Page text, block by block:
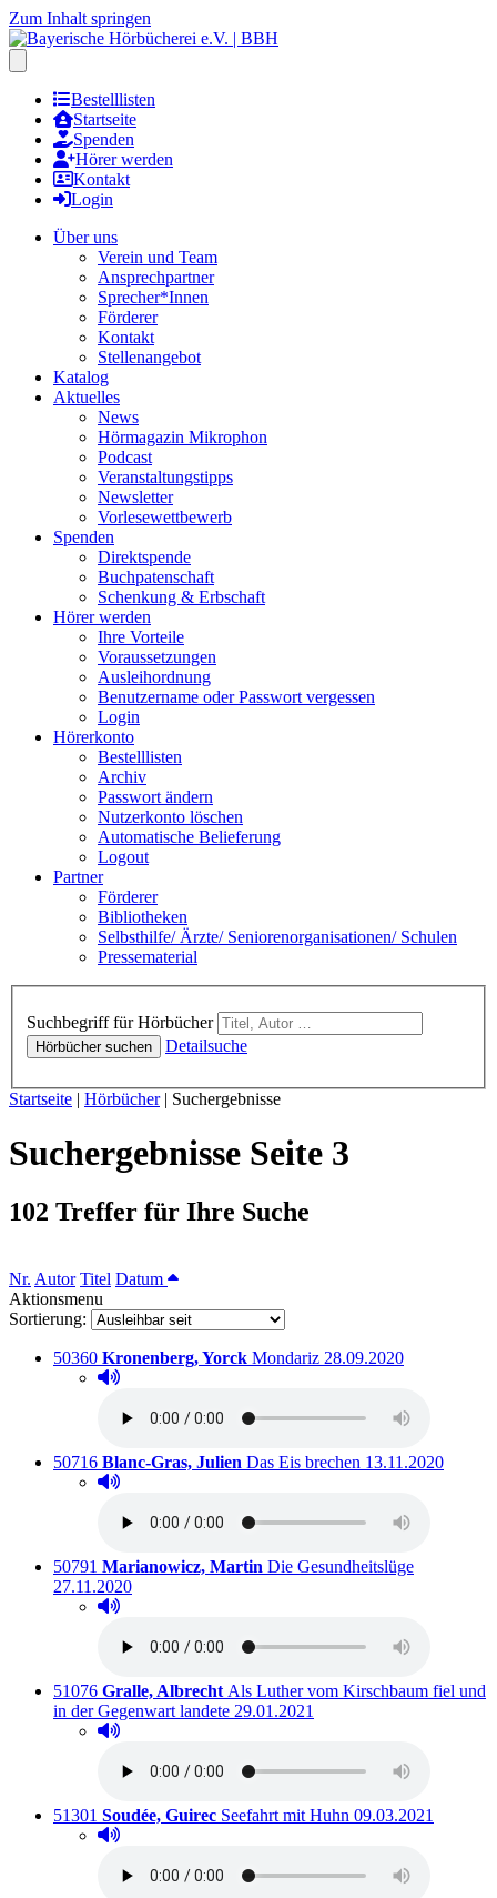
Zum Inhalt springen
Bestelllisten
Startseite
Spenden
Hörer werden
Kontakt
Login
Über uns
Verein und Team
Ansprechpartner
Sprecher*Innen
Förderer
Kontakt
Stellenangebot
Katalog
Aktuelles
News
Hörmagazin Mikrophon
Podcast
Veranstaltungstipps
Newsletter
Vorlesewettbewerb
Spenden
Direktspende
Buchpatenschaft
Schenkung & Erbschaft
Hörer werden
Ihre Vorteile
Voraussetzungen
Ausleihordnung
Benutzername oder Passwort vergessen
Login
Hörerkonto
Bestelllisten
Archiv
Passwort ändern
Nutzerkonto löschen
Automatische Belieferung
Logout
Partner
Förderer
Bibliotheken
Selbsthilfe/ Ärzte/ Seniorenorganisationen/ Schulen
Pressematerial
Suchbegriff für Hörbücher
Hörbücher suchen Detailsuche
Sie sind hier:
Startseite | Hörbücher| Suchergebnisse
Suchergebnisse Seite 3
102 Treffer für Ihre Suche
Nr. Autor Sortieren nach
Titel Datum
Aktionsmenu
Sortierung:
Titelnummer:
50360 von
Kronenberg, Yorck: Mondariz Ausleihbar seit dem
28.09.2020
Hörprobe abspielen
Hörprobe von Mondariz
Titelnummer:
50716 von
Blanc-Gras, Julien Das Eis brechen Ausleihbar seit
13.11.2020
Hörprobe abspielen
Hörprobe von Das Eis brechen
Titelnummer:
50791 von
Marianowicz, Martin Die GesundheitslügeAusleihbar
27.11.2020
Hörprobe abspielen
Hörprobe von Die Gesundheitslüge
Titelnummer:
51076 von
Gralle, Albrecht: Als Luther vom Kirschbaum fiel und
in der Gegenwart landete Ausleihbar seit dem
29.01.2021
Hörprobe abspielen
Hörprobe von Als Luther vom Kirschbaum fiel und
Titelnummer:
51301 von
Soudée, Guirec: Seefahrt mit Huhn Ausleihbar seit dem
09.03.2021
Hörprobe abspielen
Hörprobe von Seefahrt mit Huhn